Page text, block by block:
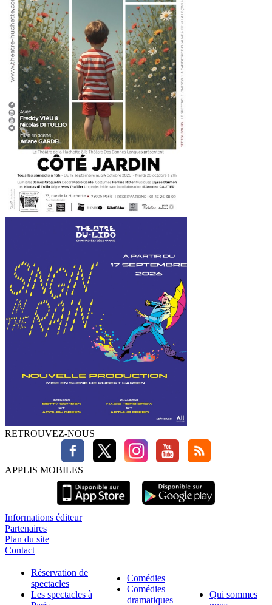
RETROUVEZ-NOUS
APPLIS MOBILES
Informations éditeur
Partenaires
Plan du site
Contact
Réservation de
spectacles
Les spectacles à
Comédies
Comédies
dramatiques
Qui sommes